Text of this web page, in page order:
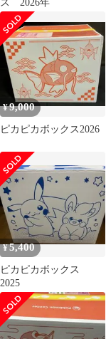
ス 2026年
¥9,000
ピカピカボックス2026
¥5,400
ピカピカボックス
2025